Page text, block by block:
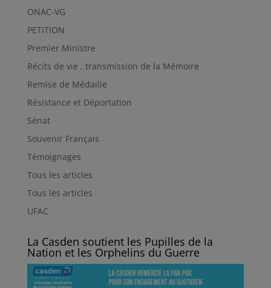
ONAC-VG
PETITION
Premier Ministre
Récits de vie , transmission de la Mémoire
Remise de Médaille
Résistance et Déportation
Sénat
Souvenir Français
Témoignages
Tous les articles
Tous les articles
UFAC
La Casden soutient les Pupilles de la
Nation et les Orphelins du Guerre